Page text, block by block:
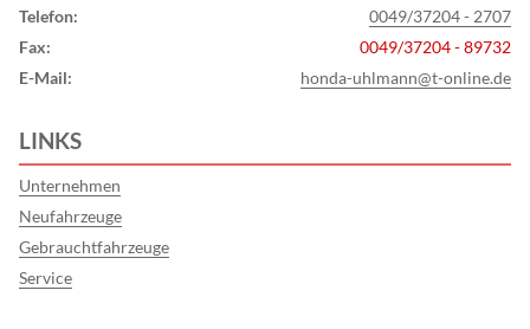
Telefon:
0049/37204 - 2707
Fax:
0049/37204 - 89732
E-Mail:
honda-uhlmann@t-online.de
LINKS
Unternehmen
Neufahrzeuge
Gebrauchtfahrzeuge
Service